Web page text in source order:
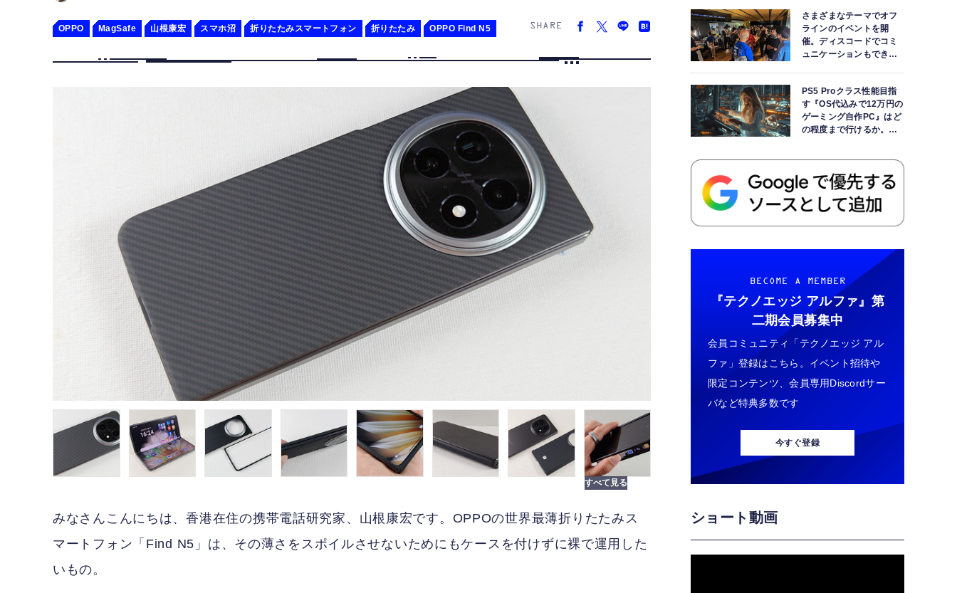
OPPO MagSafe 山根康宏 スマホ沼 折りたたみスマートフォン 折りたたみ OPPO Find N5 SHARE
みなさんこんにちは、香港在住の携帯電話研究家、山根康宏です。OPPOの世界最薄折りたたみス
マートフォン「Find N5」は、その薄さをスポイルさせないためにもケースを付けずに裸で運用した
いもの。
さまざまなテーマでオフ
ラインのイベントを開
催。ディスコードでコミ
ュニケーションもできま
PS5 Proクラス性能目指
す『OS代込みで12万円の
ゲーミング自作PC』はど
の程度まで行けるか。
BECOME A MEMBER
『テクノエッジ アルファ』 第
二期会員募集中
会員コミュニティ「テクノエッジ アル
ファ」登録はこちら。イベント招待や
限定コンテンツ、会員専用Discordサー
バなど特典多数です
今すぐ登録
ショート動画